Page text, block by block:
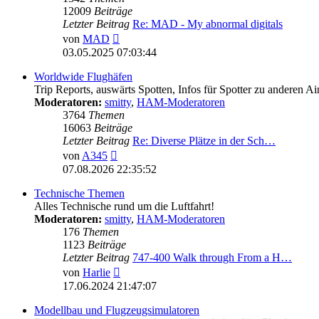
12009 Beiträge
Letzter Beitrag Re: MAD - My abnormal digitals
von MAD
Beitrag
03.05.2025 07:03:44
Worldwide Flughäfen
Trip Reports, auswärts Spotten, Infos für Spotter zu anderen
Moderatoren: smitty, HAM-Moderatoren
3764 Themen
16063 Beiträge
Letzter Beitrag Re: Diverse Plätze in der Sch…
vonA345
Beitrag
07.08.2026 22:35:52
Technische Themen
Alles Technische rund um die Luftfahrt!
Moderatoren: smitty, HAM-Moderatoren
176 Themen
1123 Beiträge
Letzter Beitrag 747-400 Walk through From a H…
von Harlie
Beitrag
17.06.2024 21:47:07
Modellbau und Flugzeugsimulatoren